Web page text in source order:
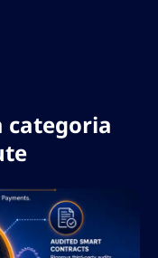
interrompere
categoria